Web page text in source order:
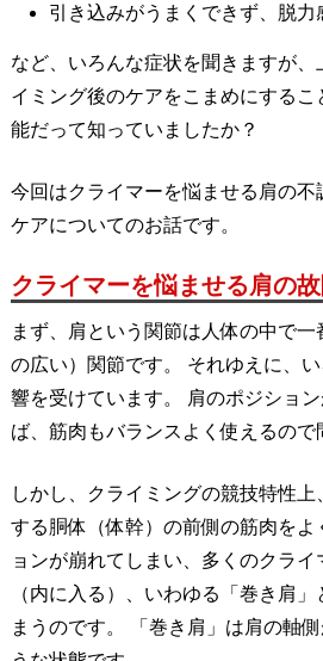
引き込みがうまくできず、脱力
など、いろんな症状を聞きますが、
イミング後のケアをこまめにする
能だって知っていましたか？
今回はクライマーを悩ませる肩の不
ケアについてのお話です。
クライマーを悩ませる肩の
まず、肩という関節は人体の中で一
の広い）関節です。 それゆえに、
響を受けています。 肩のポジショ
ば、筋肉もバランスよく使えるので
しかし、クライミングの競技特性上
する胴体（体幹）の前側の筋肉をよ
ョンが崩れてしまい、多くのクライ
（内に入る）、いわゆる「巻き肩
まうのです。 「巻き肩」は肩の軸